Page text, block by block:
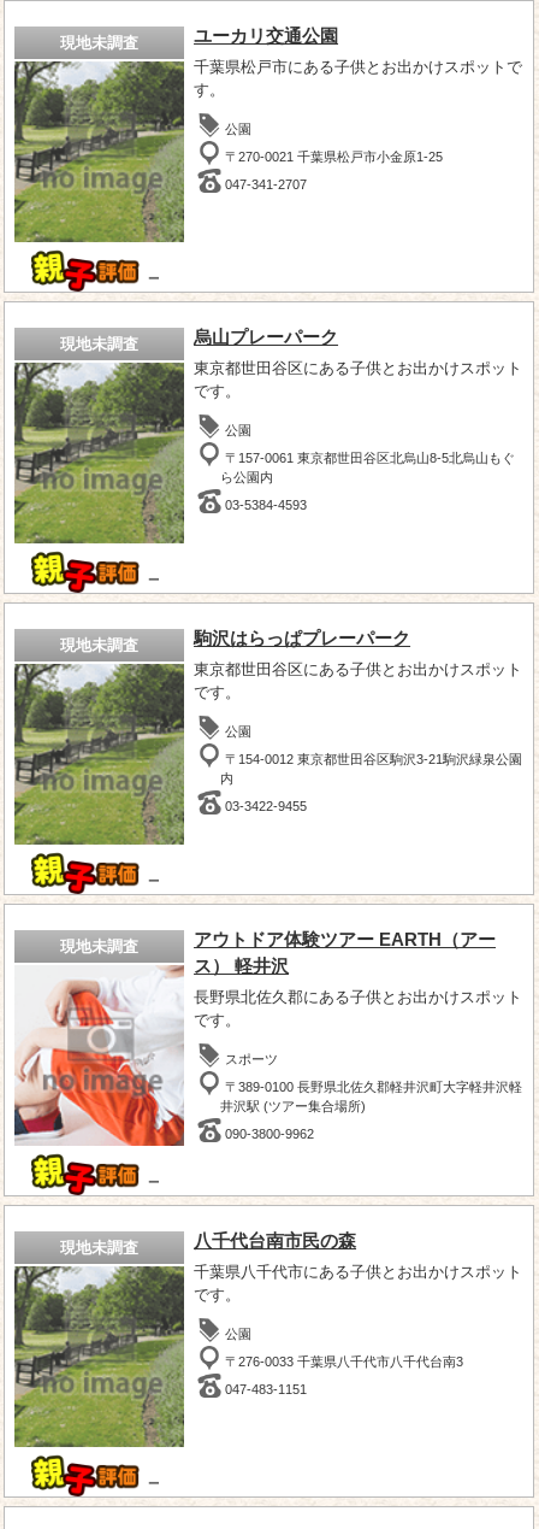
現地未調査
－
ユーカリ交通公園
千葉県松戸市にある子供とお出かけスポットで
す。
公園
〒270-0021 千葉県松戸市小金原1-25
047-341-2707
現地未調査
－
烏山プレーパーク
東京都世田谷区にある子供とお出かけスポット
です。
公園
〒157-0061 東京都世田谷区北烏山8-5北烏山もぐ
ら公園内
03-5384-4593
現地未調査
－
駒沢はらっぱプレーパーク
東京都世田谷区にある子供とお出かけスポット
です。
公園
〒154-0012 東京都世田谷区駒沢3-21駒沢緑泉公園
内
03-3422-9455
現地未調査
－
アウトドア体験ツアー EARTH（アー
ス） 軽井沢
長野県北佐久郡にある子供とお出かけスポット
です。
スポーツ
〒389-0100 長野県北佐久郡軽井沢町大字軽井沢軽
井沢駅 (ツアー集合場所)
090-3800-9962
現地未調査
－
八千代台南市民の森
千葉県八千代市にある子供とお出かけスポット
です。
公園
〒276-0033 千葉県八千代市八千代台南3
047-483-1151